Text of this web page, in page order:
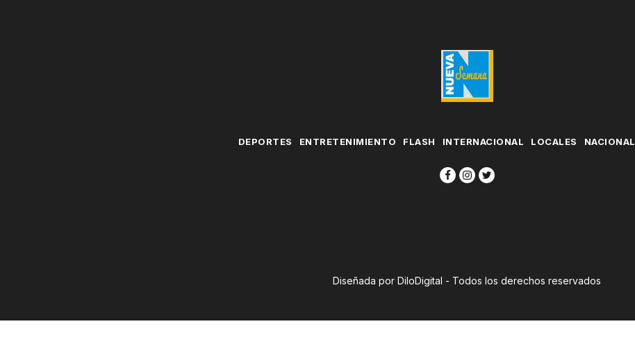
DEPORTES ENTRETENIMIENTO FLASH INTERNACIONAL LOCALES NACIONAL
Diseñada por DiloDigital - Todos los derechos reservados